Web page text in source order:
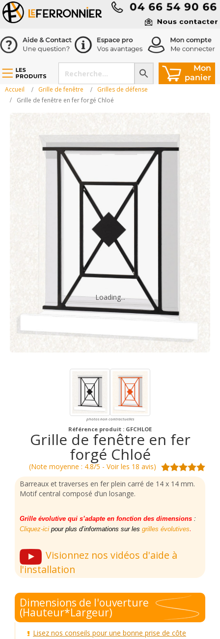
Accueil Grille de fenêtre
Grilles de défense
Grille de fenêtre en fer forgé Chloé
Loading...
photos non contractuelles
Référence produit : GFCHLOE
Grille de fenêtre en fer
forgé Chloé
(Note moyenne : 4.8/5 - Voir les 18 avis)
Barreaux et traverses en fer plein carré de 14 x 14 mm.
Motif central composé d’un losange.
Grille évolutive qui s’adapte en fonction des dimensions :
Cliquez-ici pour plus d’informations sur les grilles évolutives.
Visionnez nos vidéos d'aide à
l'installation
Dimensions de l'ouverture
(Hauteur*Largeur)
Lisez nos conseils pour une bonne prise de côte